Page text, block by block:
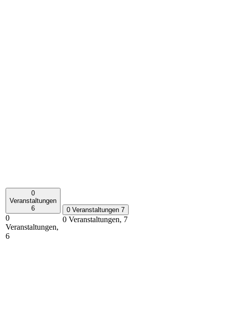
0
Veranstaltungen
6
0
Veranstaltungen,
6
0 Veranstaltungen 7
0 Veranstaltungen, 7